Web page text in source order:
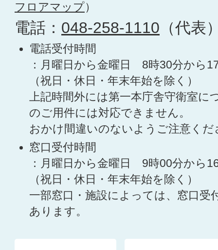
フロアマップ）
電話： 048-258-1110 （代表
電話受付時間
：月曜日から金曜日 8時30分から
（祝日・休日・年末年始を除く）
上記時間外には第一本庁舎守衛室に
のご用件には対応できません。
おかけ間違いのないようご注意くだ
窓口受付時間
：月曜日から金曜日 9時00分から
（祝日・休日・年末年始を除く）
一部窓口・施設によっては、窓口受
あります。